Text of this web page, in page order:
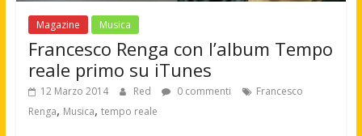
Magazine Musica
Francesco Renga con l’album Tempo
reale primo su iTunes
12 Marzo 2014 Red 0 commenti
Francesco
Renga, Musica, tempo reale